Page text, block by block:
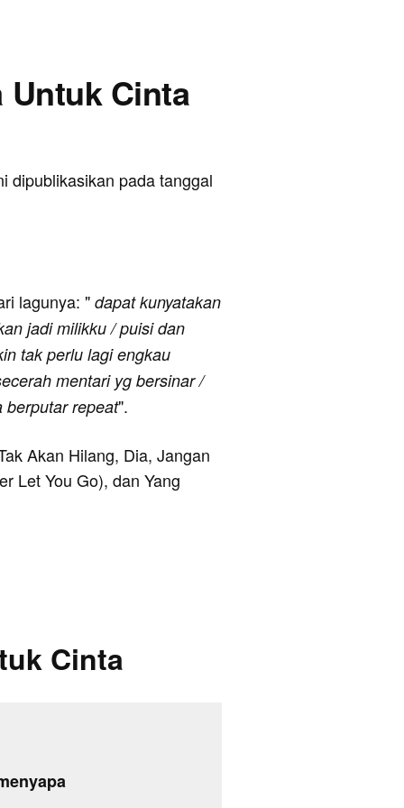
Untuk Cinta
dipublikasikan pada tanggal
lagunya: " dapat kunyatakan
jadi milikku / puisi dan
tak perlu lagi engkau
mentari yg bersinar /
berputar repeat".
Akan Hilang, Dia, Jangan
Let You Go), dan Yang
Cinta